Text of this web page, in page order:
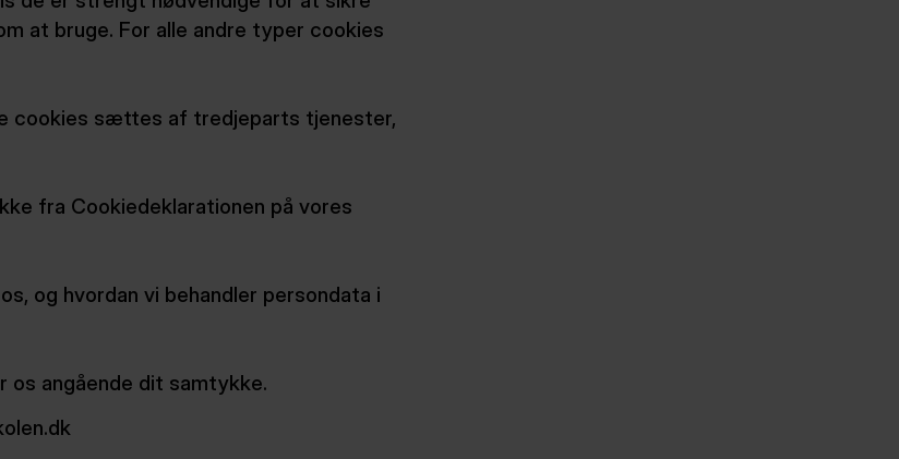
at bruge. For alle andre typer cookies
cookies sættes af tredjeparts tjenester,
fra Cookiedeklarationen på vores
og hvordan vi behandler persondata i
os angående dit samtykke.